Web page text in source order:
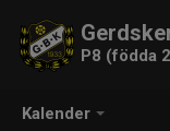
Kalender
P8 (födda